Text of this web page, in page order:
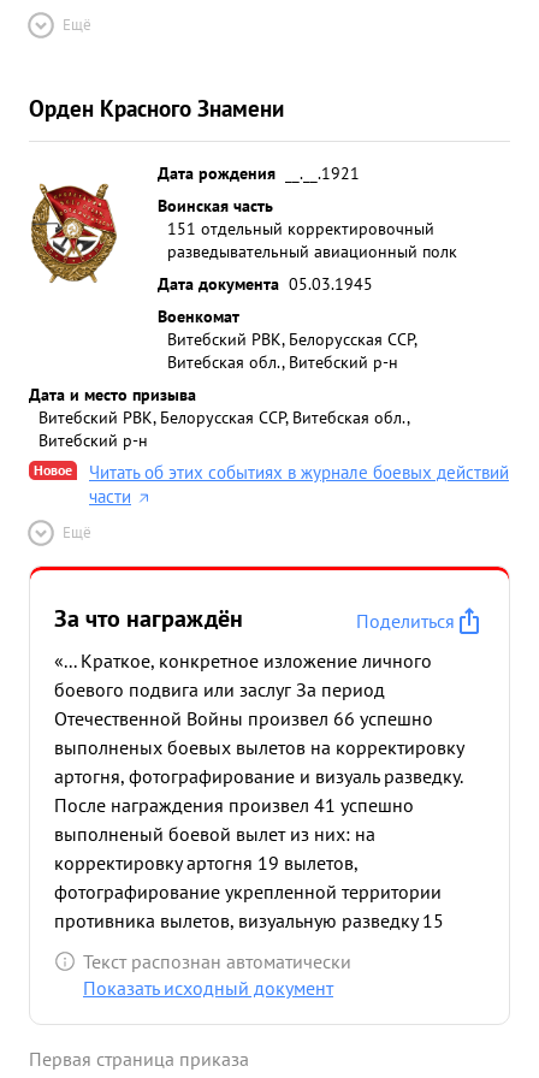
Ещё
Орден Красного Знамени
Дата рождения
__.__.1921
Воинская часть
151 отдельный корректировочный
разведывательный авиационный полк
Дата документа 05.03.1945
Военкомат
Витебский РВК, Белорусская ССР,
Витебская обл., Витебский р-н
Дата и место призыва
Витебский РВК, Белорусская ССР, Витебская обл.,
Витебский р-н
Новое
Читать об этих событиях в журнале боевых действий
части
Ещё
За что награждён
Поделиться
«... Краткое, конкретное изложение личного
боевого подвига или заслуг За период
Отечественной Войны произвел 66 успешно
выполненых боевых вылетов на корректировку
артогня, фотографирование и визуаль разведку.
После награждения произвел 41 успешно
выполненый боевой вылет из них: на
корректировку артогня 19 вылетов,
фотографирование укрепленной территории
противника вылетов, визуальную разведку 15
вылетов. Содействуя прорыву обороны немцев в
Восточной пруссии подавил огонь 11 батарей
Зафотографировал площадь в 865 км2
Текст распознан автоматически
Показать исходный документ
Первая страница приказа